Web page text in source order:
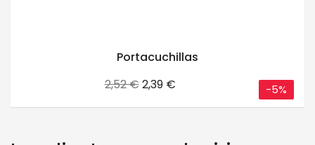
Portacuchillas
Precio
2,52 €Precio
2,39 € -5%